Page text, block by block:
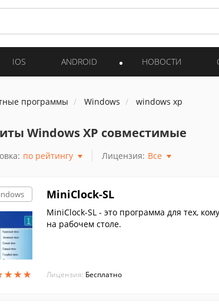
IOS ANDROID НОВОСТИ
программы Windows windows xp
Windows XP совместимые
по рейтингу Лицензия: Все
★★★
★★★
MiniClock-SL
MiniClock-SL - это программа для тех,
на рабочем столе.
Лицензия: Бесплатно